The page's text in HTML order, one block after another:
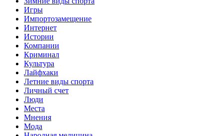
Игры
Импортозамещение
Интернет
Истории
Компании
Криминал
Культура
Лайфхаки
Летние виды спорта
Личный счет
Люди
Места
Мнения
Мода